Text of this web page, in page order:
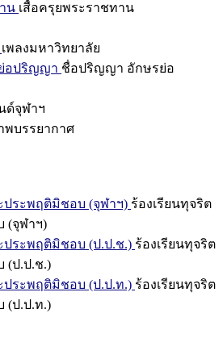
น เสื้อครุยพระราชทาน
เพลงมหาวิทยาลัย
อปริญญา ชื่อปริญญา อักษรย่อ
ด์จุฬาฯ
พบรรยากาศ
ประพฤติมิชอบ (จุฬาฯ) ร้องเรียนทุจริต
(จุฬาฯ)
ประพฤติมิชอบ (ป.ป.ช.) ร้องเรียนทุจริต
(ป.ป.ช.)
ประพฤติมิชอบ (ป.ป.ท.) ร้องเรียนทุจริต
(ป.ป.ท.)